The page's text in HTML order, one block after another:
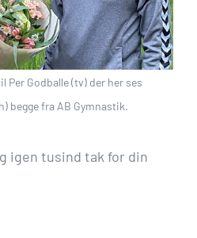
Godballe (tv) der her ses
begge fra AB Gymnastik.
igen tusind tak for din